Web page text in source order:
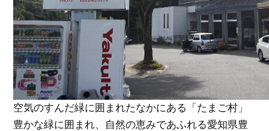
空気のすんだ緑に囲まれたなかにある「たまご村」
豊かな緑に囲まれ、自然の恵みであふれる愛知県豊